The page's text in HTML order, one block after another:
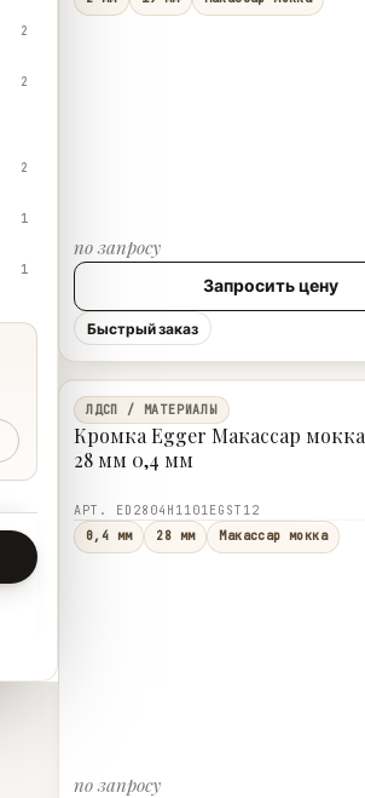
2
2
2
1
1
по запросу
Запросить цену
Быстрый заказ
ЛДСП / МАТЕРИАЛЫ
Кромка Egger Макассар мокка
28 мм 0,4 мм
АРТ. ED2804H1101EGST12
0,4 мм
28 мм Макассар мокка
по запросу